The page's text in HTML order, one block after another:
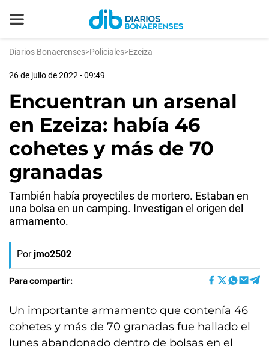
Diarios Bonaerenses>Policiales>Ezeiza
26 de julio de 2022 - 09:49
Encuentran un arsenal
en Ezeiza: había 46
cohetes y más de 70
granadas
También había proyectiles de mortero. Estaban en
una bolsa en un camping. Investigan el origen del
armamento.
Por jmo2502
Para compartir:
Un importante armamento que contenía 46
cohetes y más de 70 granadas fue hallado el
lunes abandonado dentro de bolsas en el